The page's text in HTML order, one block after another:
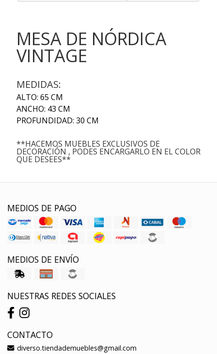
MESA DE NÓRDICA
VINTAGE
MEDIDAS:
ALTO: 65 CM
ANCHO: 43 CM
PROFUNDIDAD: 30 CM
**HACEMOS MUEBLES EXCLUSIVOS DE
DECORACIÓN , PODES ENCARGARLO EN EL COLOR
QUE DESEES**
MEDIOS DE PAGO
MEDIOS DE ENVÍO
NUESTRAS REDES SOCIALES
CONTACTO
diverso.tiendademuebles@gmail.com